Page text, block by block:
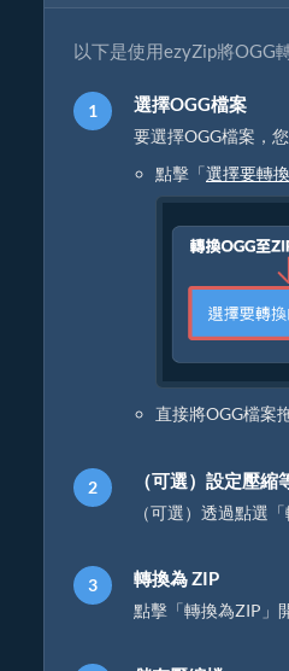
以下是使用ezyZip將OGG
選擇OGG檔案
要選擇OGG檔案，
點擊「選擇要轉
直接將OGG檔案
（可選）設定壓縮
（可選）透過點選
轉換為 ZIP
點擊「轉換為ZIP」